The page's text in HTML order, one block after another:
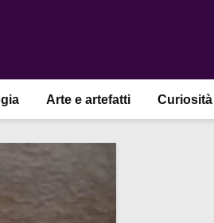
Arte e artefatti Curiosità